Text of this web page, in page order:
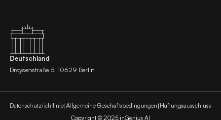
Deutschland
Droysenstraße 5, 10629 Berlin
Datenschutzrichtlinie|Allgemeine Geschäftsbedingungen | Haftungsausschluss
Copyright © 2025 inGenius AI